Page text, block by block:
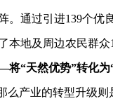
。通过引进139个优
地及周边农民群众
“天然优势”转化为
产业的转型升级则